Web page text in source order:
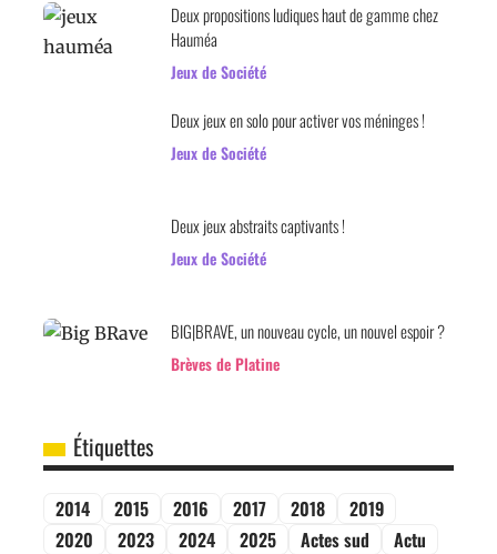
Deux propositions ludiques haut de gamme chez
Hauméa
Jeux de Société
Deux jeux en solo pour activer vos méninges !
Jeux de Société
Deux jeux abstraits captivants !
Jeux de Société
BIG|BRAVE, un nouveau cycle, un nouvel espoir ?
Brèves de Platine
Étiquettes
2014 2015 2016 2017 2018
2019
2020
2023 2024 2025 Actes sud
Actu